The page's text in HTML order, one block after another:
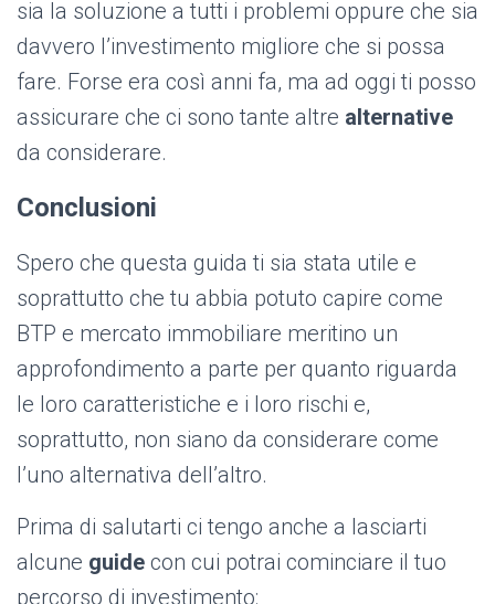
sia la soluzione a tutti i problemi oppure che sia
davvero l’investimento migliore che si possa
fare. Forse era così anni fa, ma ad oggi ti posso
assicurare che ci sono tante altre alternative
da considerare.
Conclusioni
Spero che questa guida ti sia stata utile e
soprattutto che tu abbia potuto capire come
BTP e mercato immobiliare meritino un
approfondimento a parte per quanto riguarda
le loro caratteristiche e i loro rischi e,
soprattutto, non siano da considerare come
l’uno alternativa dell’altro.
Prima di salutarti ci tengo anche a lasciarti
alcune guide con cui potrai cominciare il tuo
percorso di investimento: